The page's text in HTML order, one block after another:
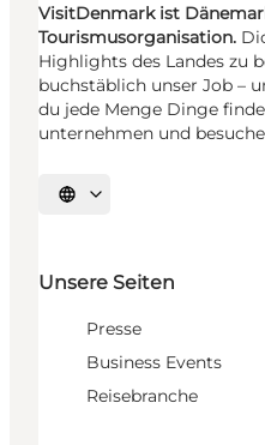
VisitDenmark ist
Tourismusorganisation.
Highlights des Landes zu
buchstäblich unser Job –
du jede Menge Dinge
unternehmen und
Sprache auswählen
Unsere Seiten
Presse
Business Events
Reisebranche